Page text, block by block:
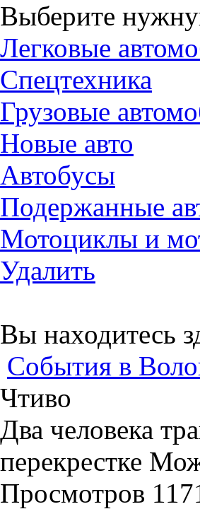
Выберите
Легковые
Спецтехника
Грузовые
Новые авто
Автобусы
Подержанные
Мотоциклы и
Удалить
Вы находитесь
События в
Чтиво
Два человека
перекрестке
Просмотров